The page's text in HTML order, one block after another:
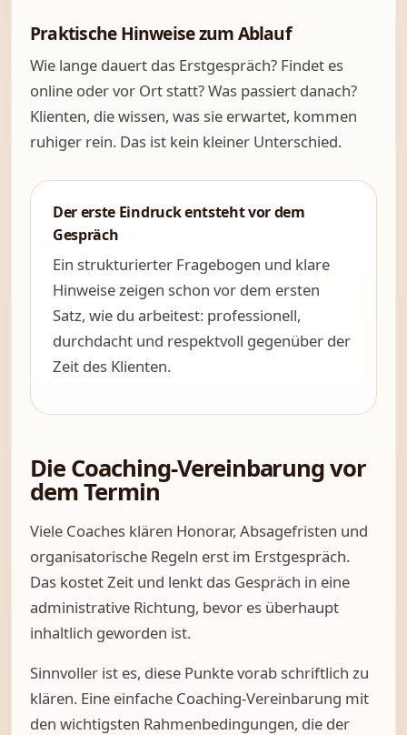
Praktische Hinweise zum Ablauf
Wie lange dauert das Erstgespräch? Findet es
online oder vor Ort statt? Was passiert danach?
Klienten, die wissen, was sie erwartet, kommen
ruhiger rein. Das ist kein kleiner Unterschied.
Der erste Eindruck entsteht vor dem
Gespräch
Ein strukturierter Fragebogen und klare
Hinweise zeigen schon vor dem ersten
Satz, wie du arbeitest: professionell,
durchdacht und respektvoll gegenüber der
Zeit des Klienten.
Die Coaching-Vereinbarung vor
dem Termin
Viele Coaches klären Honorar, Absagefristen und
organisatorische Regeln erst im Erstgespräch.
Das kostet Zeit und lenkt das Gespräch in eine
administrative Richtung, bevor es überhaupt
inhaltlich geworden ist.
Sinnvoller ist es, diese Punkte vorab schriftlich zu
klären. Eine einfache Coaching-Vereinbarung mit
den wichtigsten Rahmenbedingungen, die der